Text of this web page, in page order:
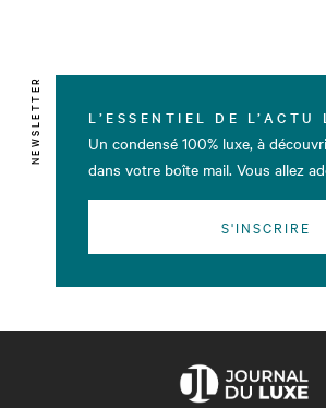
NEWSLETTER L’ESSENTIEL DE L’ACTU
Un condensé 100% luxe, à
dans votre boîte mail. Vous allez
S'INSCRIRE